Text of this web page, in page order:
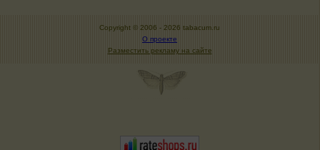
Copyright © 2006 - 2026 tabacum.ru
О проекте
Разместить рекламу на сайте